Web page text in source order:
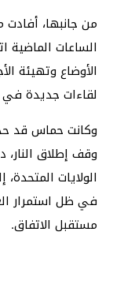
من جانبها،
الساعات
الأوضاع وتهيئة
لقاءات جديدة في
وكانت حماس قد
وقف إطلاق
الولايات المتحدة،
في ظل استمرار
مستقبل الاتفاق.